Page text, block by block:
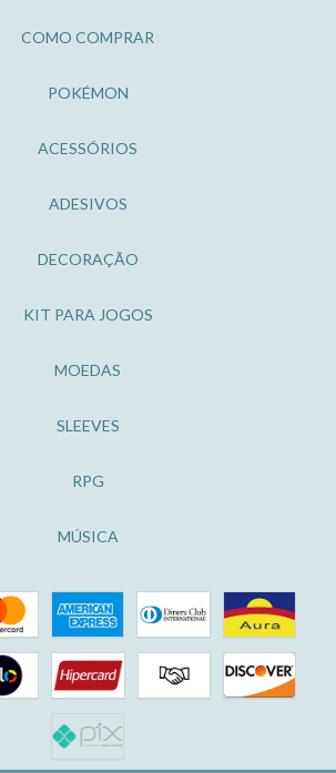
COMO COMPRAR
POKÉMON
ACESSÓRIOS
ADESIVOS
DECORAÇÃO
KIT PARA JOGOS
MOEDAS
SLEEVES
RPG
MÚSICA